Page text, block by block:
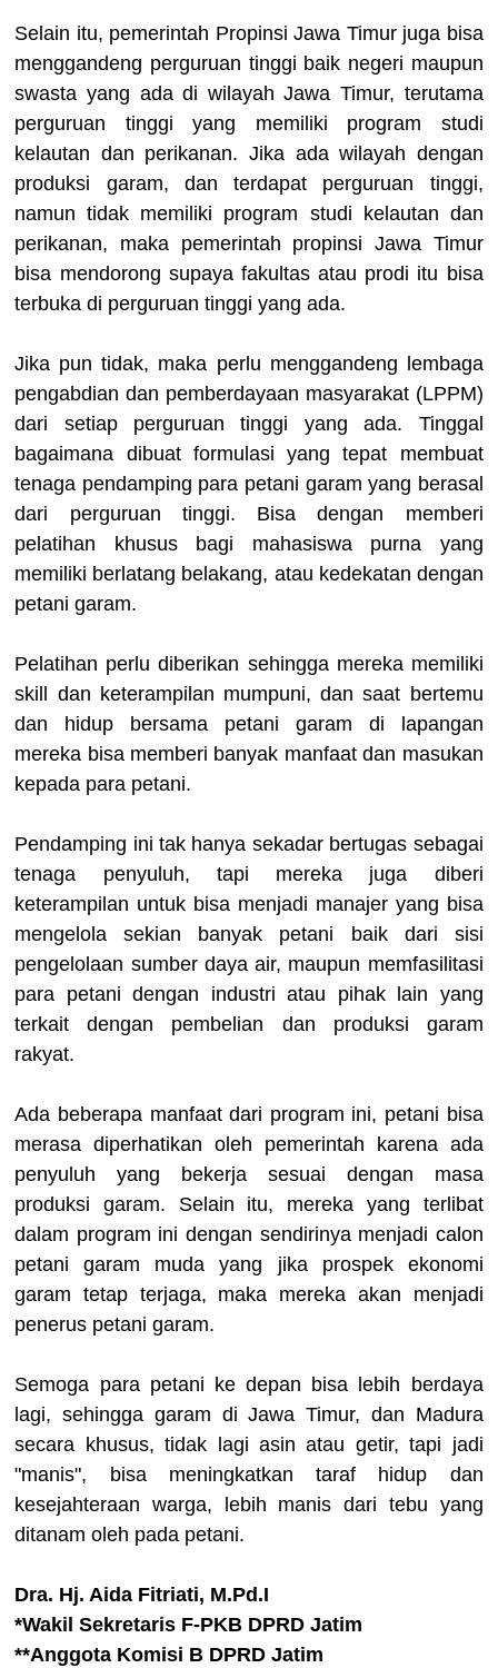
Selain itu, pemerintah Propinsi Jawa Timur juga bisa
menggandeng perguruan tinggi baik negeri maupun
swasta yang ada di wilayah Jawa Timur, terutama
perguruan tinggi yang memiliki program studi
kelautan dan perikanan. Jika ada wilayah dengan
produksi garam, dan terdapat perguruan tinggi,
namun tidak memiliki program studi kelautan dan
perikanan, maka pemerintah propinsi Jawa Timur
bisa mendorong supaya fakultas atau prodi itu bisa
terbuka di perguruan tinggi yang ada.
Jika pun tidak, maka perlu menggandeng lembaga
pengabdian dan pemberdayaan masyarakat (LPPM)
dari setiap perguruan tinggi yang ada. Tinggal
bagaimana dibuat formulasi yang tepat membuat
tenaga pendamping para petani garam yang berasal
dari perguruan tinggi. Bisa dengan memberi
pelatihan khusus bagi mahasiswa purna yang
memiliki berlatang belakang, atau kedekatan dengan
petani garam.
Pelatihan perlu diberikan sehingga mereka memiliki
skill dan keterampilan mumpuni, dan saat bertemu
dan hidup bersama petani garam di lapangan
mereka bisa memberi banyak manfaat dan masukan
kepada para petani.
Pendamping ini tak hanya sekadar bertugas sebagai
tenaga penyuluh, tapi mereka juga diberi
keterampilan untuk bisa menjadi manajer yang bisa
mengelola sekian banyak petani baik dari sisi
pengelolaan sumber daya air, maupun memfasilitasi
para petani dengan industri atau pihak lain yang
terkait dengan pembelian dan produksi garam
rakyat.
Ada beberapa manfaat dari program ini, petani bisa
merasa diperhatikan oleh pemerintah karena ada
penyuluh yang bekerja sesuai dengan masa
produksi garam. Selain itu, mereka yang terlibat
dalam program ini dengan sendirinya menjadi calon
petani garam muda yang jika prospek ekonomi
garam tetap terjaga, maka mereka akan menjadi
penerus petani garam.
Semoga para petani ke depan bisa lebih berdaya
lagi, sehingga garam di Jawa Timur, dan Madura
secara khusus, tidak lagi asin atau getir, tapi jadi
"manis", bisa meningkatkan taraf hidup dan
kesejahteraan warga, lebih manis dari tebu yang
ditanam oleh pada petani.
Dra. Hj. Aida Fitriati, M.Pd.I
*Wakil Sekretaris F-PKB DPRD Jatim
**Anggota Komisi B DPRD Jatim